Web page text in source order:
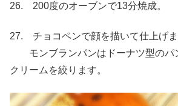
26. 200度のオーブンで13分焼成。
27. チョコペンで顔を描いて仕上げま
モンブランパンはドーナツ型のパ
クリームを絞ります。